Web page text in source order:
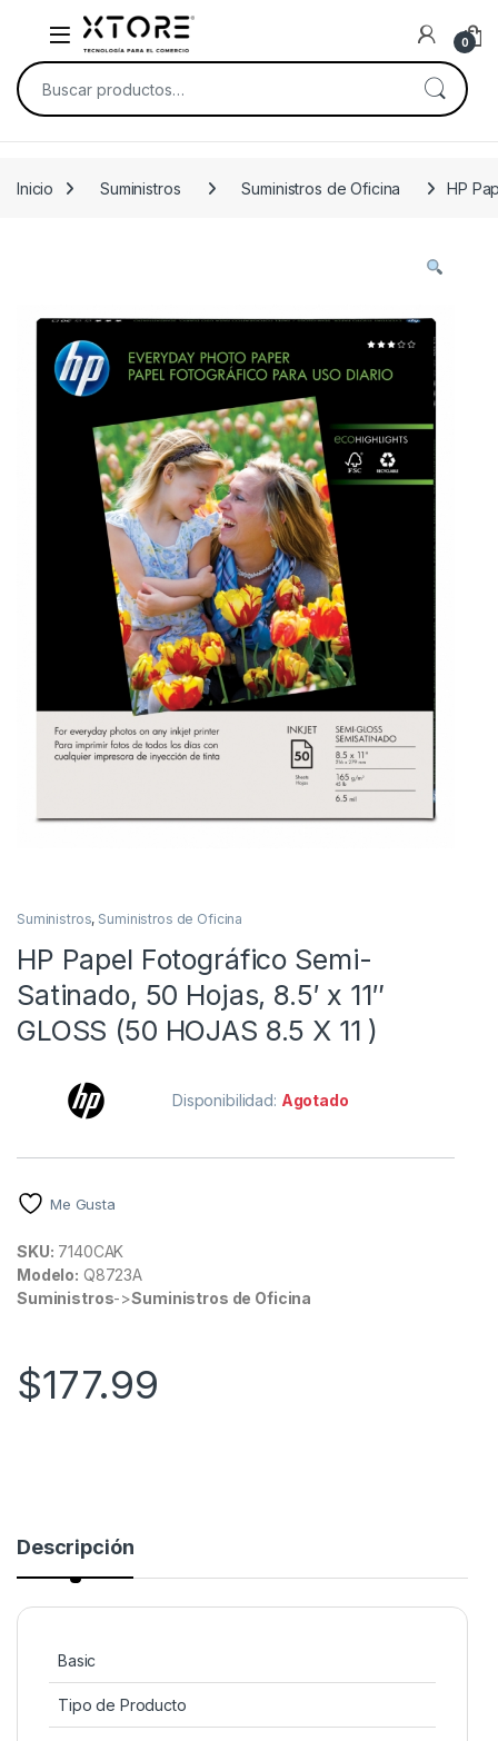
Skip to navigation
Skip to content
0
Buscar por:
Inicio Suministros Suministros de Oficina HP
Suministros, Suministros de Oficina
HP Papel Fotográfico Semi-
Satinado, 50 Hojas, 8.5′ x 11″
GLOSS (50 HOJAS 8.5 X 11 )
Disponibilidad: Agotado
Me Gusta
SKU: 7140CAK
Modelo: Q8723A
Suministros->Suministros de Oficina
$177.99
Descripción
Basic
Tipo de Producto